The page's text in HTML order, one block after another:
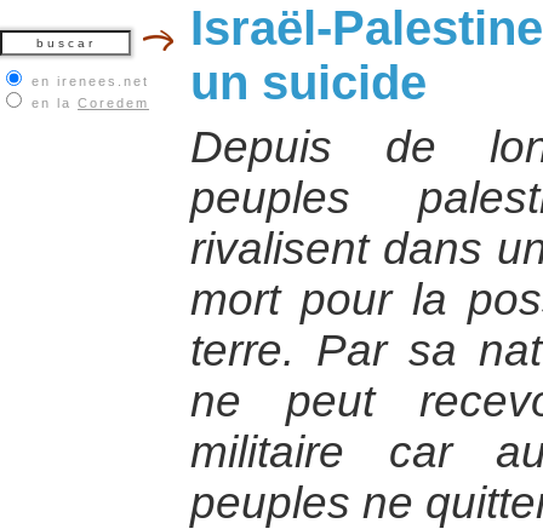
en irenees.net
en la Coredem
Israël-
un suicide
Depuis de
peuples
rivalisent dans
mort pour la
terre. Par sa
ne peut
militaire car
peuples ne